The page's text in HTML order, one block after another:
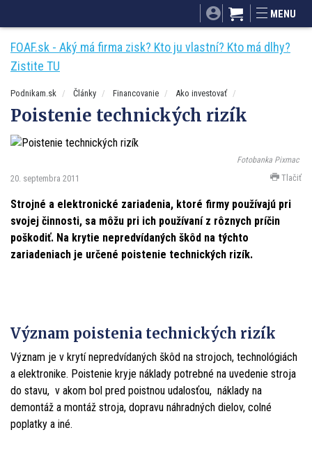
Mnamky-recepty.sk
MENU
FOAF.sk - Aký má firma zisk? Kto ju vlastní? Kto má dlhy?
Zistite TU
Podnikam.sk Články Financovanie Ako investovať
Poistenie technických rizík
Fotobanka Pixmac
20. septembra 2011 Tlačiť
Strojné a elektronické zariadenia, ktoré firmy používajú pri
svojej činnosti, sa môžu pri ich používaní z rôznych príčin
poškodiť. Na krytie nepredvídaných škôd na týchto
zariadeniach je určené poistenie technických rizík.
Význam poistenia technických rizík
Význam je v krytí nepredvídaných škôd na strojoch, technológiách
a elektronike. Poistenie kryje náklady potrebné na uvedenie stroja
do stavu, v akom bol pred poistnou udalosťou, náklady na
demontáž a montáž stroja, dopravu náhradných dielov, colné
poplatky a iné.